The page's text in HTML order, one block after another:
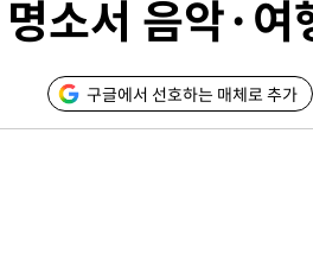
소서 음악·여
구글에서 선호하는 매체로 추가